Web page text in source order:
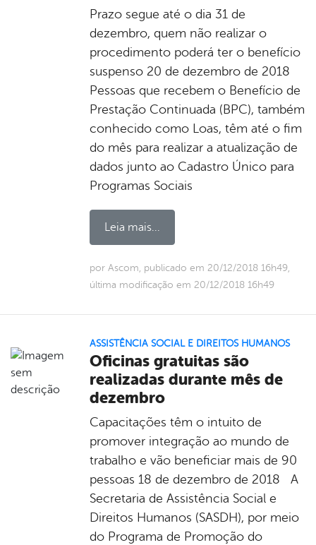
Prazo segue até o dia 31 de
dezembro, quem não realizar o
procedimento poderá ter o benefício
suspenso 20 de dezembro de 2018
Pessoas que recebem o Benefício de
Prestação Continuada (BPC), também
conhecido como Loas, têm até o fim
do mês para realizar a atualização de
dados junto ao Cadastro Único para
Programas Sociais
Leia mais...
por Ascom, publicado em 20/12/2018 16h49,
última modificação em 20/12/2018 16h49
ASSISTÊNCIA SOCIAL E DIREITOS HUMANOS
Oficinas gratuitas são
realizadas durante mês de
dezembro
Capacitações têm o intuito de
promover integração ao mundo de
trabalho e vão beneficiar mais de 90
pessoas 18 de dezembro de 2018 A
Secretaria de Assistência Social e
Direitos Humanos (SASDH), por meio
do Programa de Promoção do